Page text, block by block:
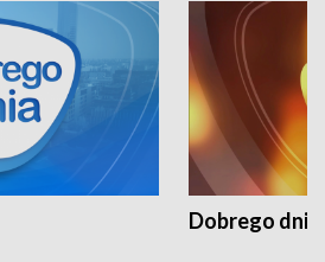
Dobrego dnia